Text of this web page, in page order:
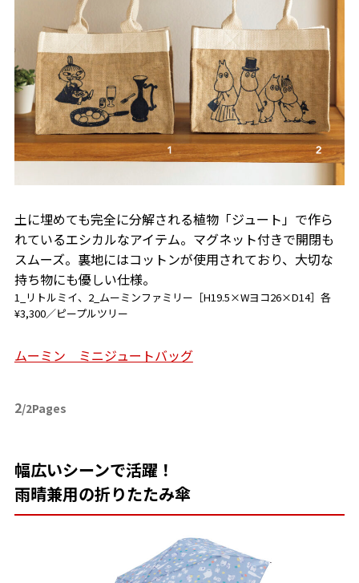
土に埋めても完全に分解される植物「ジュート」で作ら
れているエシカルなアイテム。マグネット付きで開閉も
スムーズ。裏地にはコットンが使用されており、大切な
持ち物にも優しい仕様。
1_リトルミイ、2_ムーミンファミリー［H19.5×Wヨコ26×D14］各
¥3,300／ピープルツリー
ムーミン ミニジュートバッグ
2/2Pages
幅広いシーンで活躍！
雨晴兼用の折りたたみ傘